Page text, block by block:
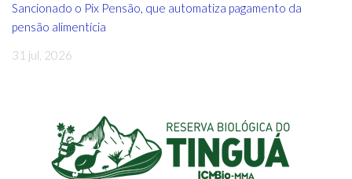
Sancionado o Pix Pensão, que automatiza pagamento da
pensão alimentícia
31 jul, 2026